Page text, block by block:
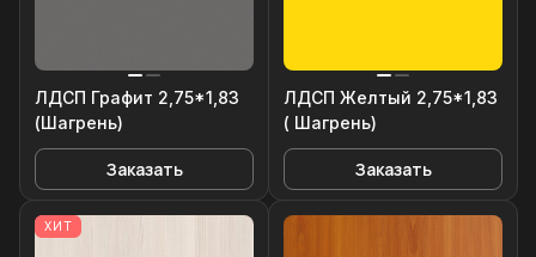
ЛДСП Графит 2,75*1,83
(Шагрень)
Заказать
ЛДСП Желтый 2,75*1,83
( Шагрень)
Заказать
ХИТ